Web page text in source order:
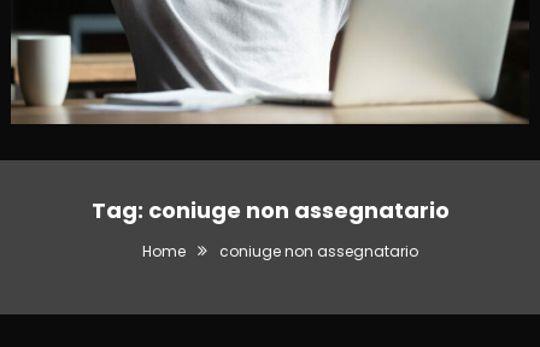
Tag: coniuge non assegnatario
Home coniuge non assegnatario